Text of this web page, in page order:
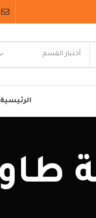
أختيار القسم
الرئيسية